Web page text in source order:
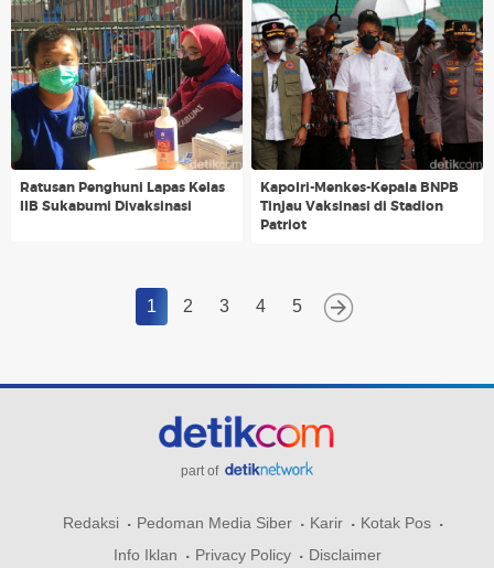
Ratusan Penghuni Lapas Kelas
IIB Sukabumi Divaksinasi
Kapolri-Menkes-Kepala BNPB
Tinjau Vaksinasi di Stadion
Patriot
1 2 3 4 5
part of
Redaksi Pedoman Media Siber Karir
Kotak Pos
Info Iklan
Privacy Policy Disclaimer